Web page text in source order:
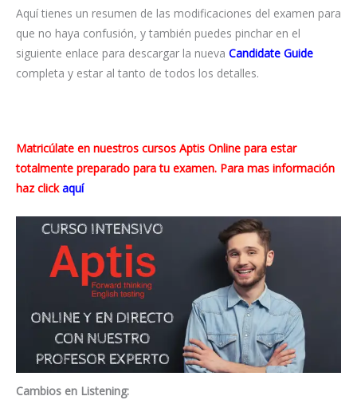
Aquí tienes un resumen de las modificaciones del examen para
que no haya confusión, y también puedes pinchar en el
siguiente enlace para descargar la nueva Candidate Guide
completa y estar al tanto de todos los detalles.
Matricúlate en nuestros cursos Aptis Online para estar
totalmente preparado para tu examen. Para mas información
haz clickaquí
Cambios en Listening: